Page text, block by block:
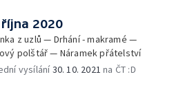
října 2020
z uzlů — Drhání - makramé —
polštář — Náramek přátelství
vysílání30. 10. 2021 na ČT :D